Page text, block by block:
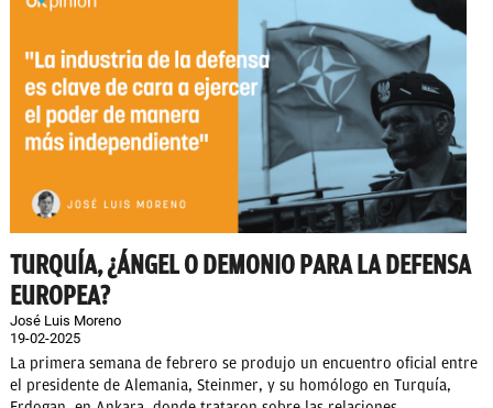
TURQUÍA, ¿ÁNGEL O DEMONIO PARA LA DEFENSA
EUROPEA?
José Luis Moreno
19-02-2025
La primera semana de febrero se produjo un encuentro oficial entre
el presidente de Alemania, Steinmer, y su homólogo en Turquía,